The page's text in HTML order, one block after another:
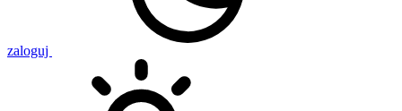
zaloguj